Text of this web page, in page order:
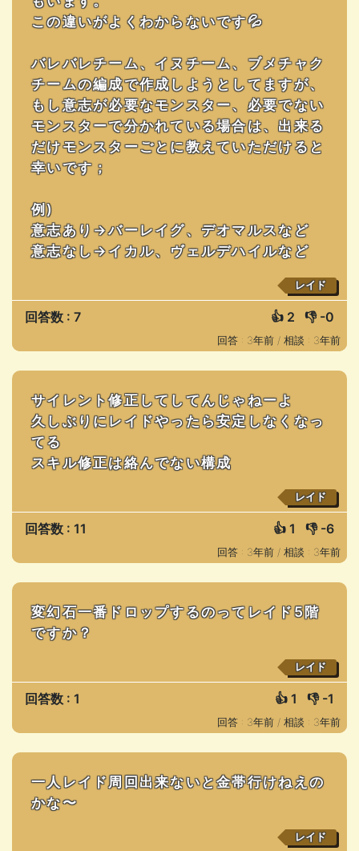
この違いがよくわからないです💦
バレバレチーム、イヌチーム、ブメチャク
チームの編成で作成しようとしてますが、
もし意志が必要なモンスター、必要でない
モンスターで分かれている場合は、出来る
だけモンスターごとに教えていただけると
幸いです；
例)
意志あり→バーレイグ、デオマルスなど
意志なし→イカル、ヴェルデハイルなど
レイド
回答数 : 7 👍 2 👎 -0
回答 : 3年前 / 相談 : 3年前
サイレント修正してしてんじゃねーよ
久しぶりにレイドやったら安定しなくなっ
てる
スキル修正は絡んでない構成
レイド
回答数 : 11 👍 1 👎 -6
回答 : 3年前 / 相談 : 3年前
変幻石一番ドロップするのってレイド5階
ですか？
レイド
回答数 : 1 👍 1 👎 -1
回答 : 3年前 / 相談 : 3年前
一人レイド周回出来ないと金帯行けねえの
かな〜
レイド